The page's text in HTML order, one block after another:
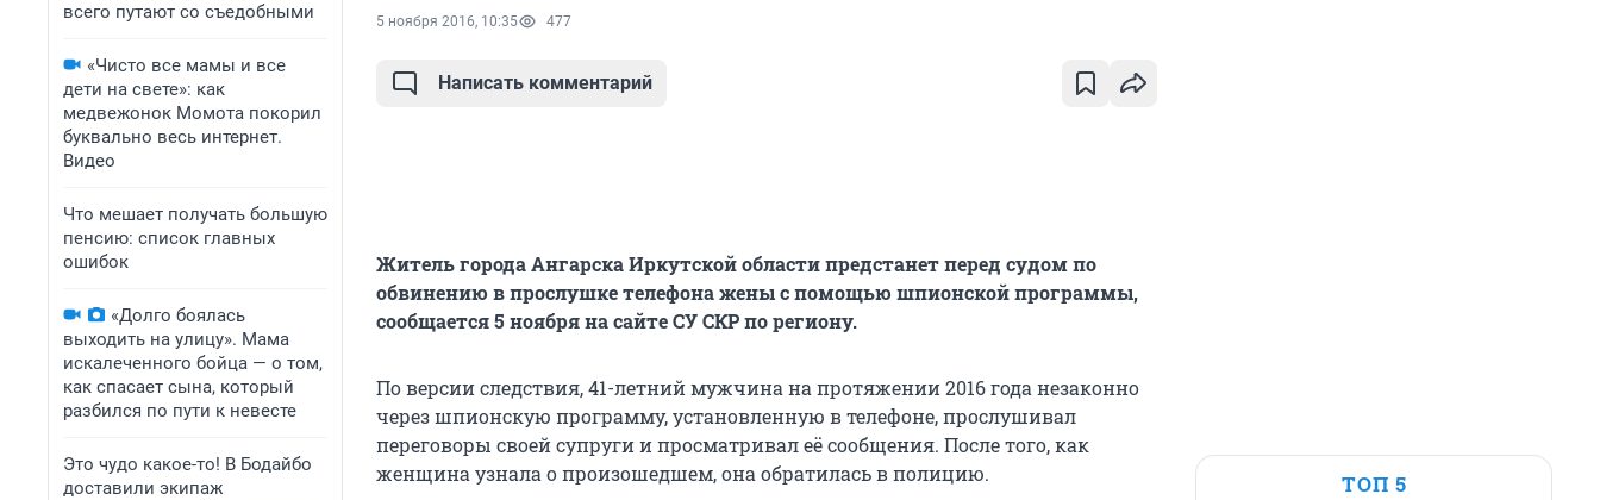
всего путают со съедобными
«Чисто все мамы и все
дети на свете»: как
медвежонок Момота покорил
буквально весь интернет.
Видео
Что мешает получать большую
пенсию: список главных
ошибок
«Долго боялась
выходить на улицу». Мама
искалеченного бойца — о том,
как спасает сына, который
разбился по пути к невесте
Это чудо какое-то! В Бодайбо
доставили экипаж
5 ноября 2016, 10:35 477
Написать комментарий
Житель города Ангарска Иркутской области предстанет перед судом по
обвинению в прослушке телефона жены с помощью шпионской программы,
сообщается 5 ноября на сайте СУ СКР по региону.
По версии следствия, 41-летний мужчина на протяжении 2016 года незаконно
через шпионскую программу, установленную в телефоне, прослушивал
переговоры своей супруги и просматривал её сообщения. После того, как
женщина узнала о произошедшем, она обратилась в полицию.
ТОП 5